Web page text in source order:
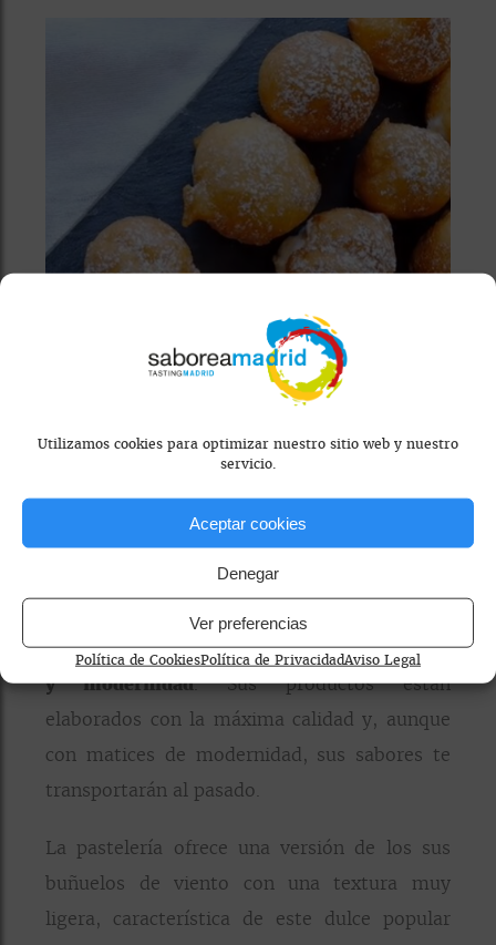
Utilizamos cookies para optimizar nuestro sitio web y nuestro
servicio.
Aceptar cookies
Denegar
Ver preferencias
Política de CookiesPolítica de PrivacidadAviso Legal
Pastelería artesanal Manolo e
hijos
En La Pastelería Manolo combinantradición
y modernidad. Sus productos están
elaborados con la máxima calidad y, aunque
con matices de modernidad, sus sabores te
transportarán al pasado.
La pastelería ofrece una versión de los sus
buñuelos de viento con una textura muy
ligera, característica de este dulce popular